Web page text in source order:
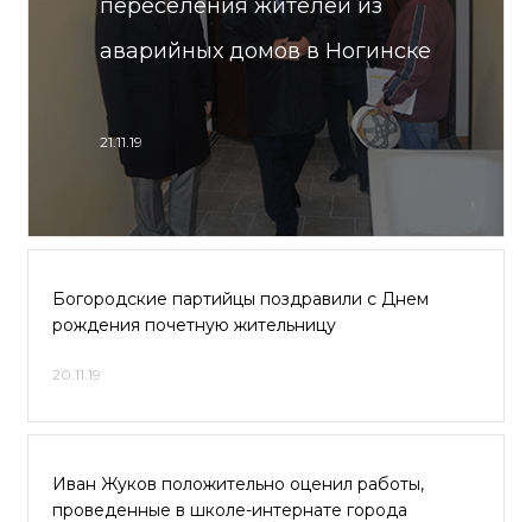
переселения жителей из
аварийных домов в Ногинске
21.11.19
Богородские партийцы поздравили с Днем
рождения почетную жительницу
20.11.19
Иван Жуков положительно оценил работы,
проведенные в школе-интернате города